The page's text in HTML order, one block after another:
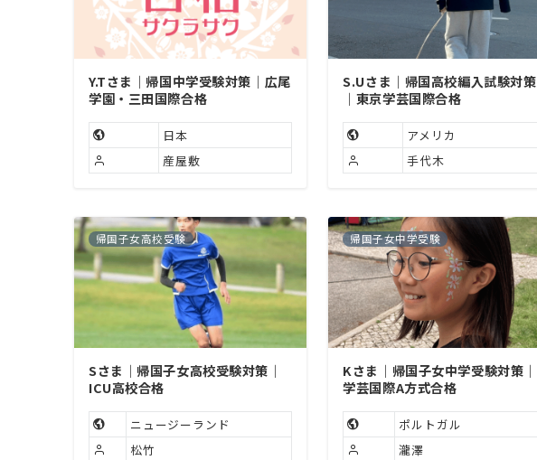
Y.Tさま｜帰国中学受験対策｜広尾
学園・三田国際合格
日本
産屋敷
S.Uさま｜帰国高校編入試験対策
｜東京学芸国際合格
アメリカ
手代木
帰国子女高校受験
Sさま｜帰国子女高校受験対策｜
ICU高校合格
ニュージーランド
松竹
帰国子女中学受験
Kさま｜帰国子女中学受験対策｜
学芸国際A方式合格
ポルトガル
瀧澤